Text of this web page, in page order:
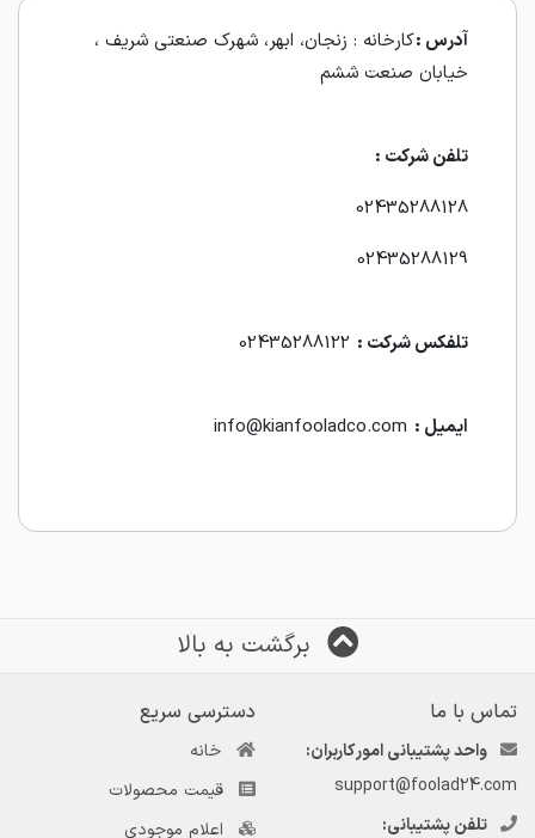
آدرس :کارخانه : زنجان، ابهر، شهرک صنعتی شریف ،
خیابان صنعت ششم
تلفن شرکت :
02435288128
02435288129
تلفکس شرکت :
ایمیل :
برگشت به بالا
تماس با ما
واحد پشتیبانی امور کاربران:
support@foolad24.com
تلفن پشتیبانی:
دسترسی سریع
خانه
قیمت محصولات
اعلام موجودی